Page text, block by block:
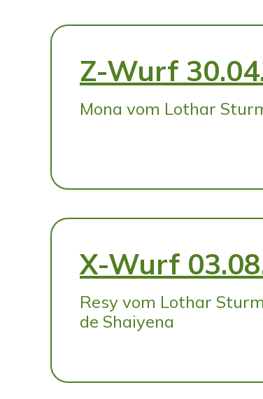
Z-Wurf
Mona vom Lothar
X-Wurf
Resy vom Lothar
de Shaiyena